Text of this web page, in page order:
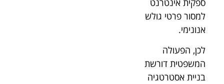
למסור פרטי גולש
אנונימי.
לכן, הפעולה
המשפטית דורשת
בניית אסטרטגיה